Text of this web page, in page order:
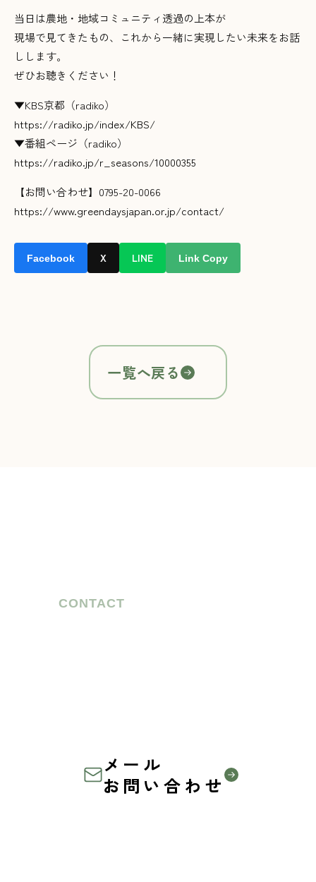
当日は農地・地域コミュニティ透過の上本が
現場で見てきたもの、これから一緒に実現したい未来をお話
しします。
ぜひお聴きください！
▼KBS京都（radiko）
https://radiko.jp/index/KBS/
▼番組ページ（radiko）
https://radiko.jp/r_seasons/10000355
【お問い合わせ】0795-20-0066
https://www.greendaysjapan.or.jp/contact/
Facebook X LINE Link Copy
一覧へ戻る
CONTACT
メール
お問い合わせ